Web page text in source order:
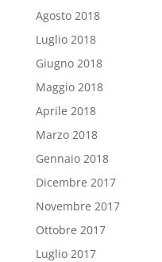
Agosto 2018
Luglio 2018
Giugno 2018
Maggio 2018
Aprile 2018
Marzo 2018
Gennaio 2018
Dicembre 2017
Novembre 2017
Ottobre 2017
Luglio 2017